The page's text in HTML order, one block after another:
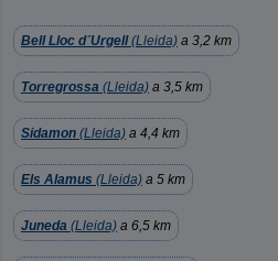
Bell Lloc d´Urgell(Lleida) a 3,2 km
Torregrossa (Lleida) a 3,5 km
Sidamon (Lleida) a 4,4 km
Els Alamus (Lleida) a 5 km
Juneda (Lleida) a 6,5 km